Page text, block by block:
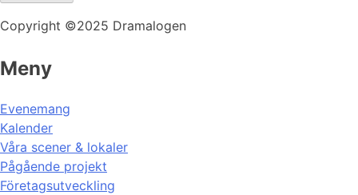
Copyright ©2025 Dramalogen
Meny
Evenemang
Kalender
Våra scener & lokaler
Pågående projekt
Företagsutveckling